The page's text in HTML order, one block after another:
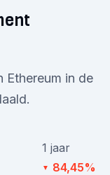
Ethereum in de
1 jaar
▼ 84,45%